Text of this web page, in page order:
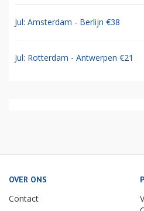
Jul: Amsterdam - Berlijn €38
Jul: Rotterdam - Antwerpen €21
OVER ONS
Contact